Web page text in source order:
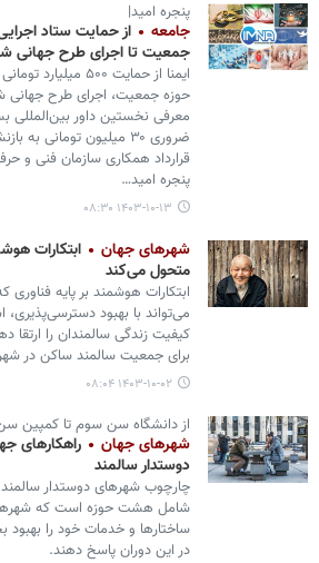
پنجره امید|
جامعه
از حمایت ستاد
جمعیت تا اجرای طرح جهانی
ایمنا از حمایت ۵۰۰
حوزه جمعیت، اجرای طرح جهانی
معرفی نخستین داور بین‌المللی
ضروری ۳۰ میلیون تومانی
قرارداد همکاری سازمان فنی و
پنجره امید…
۱۴۰۳-۱۰-۱۳ ۰۸:۳۰
شهرهای جهان
ابتکارات
متحول می‌کند
ابتکارات هوشمند بر پایه فناوری
می‌تواند با بهبود دسترسی‌پذیری،
کیفیت زندگی سالمندان را ارتقا
برای جمعیت سالمند ساکن در
۱۴۰۳-۱۰-۰۲ ۰۸:۰۴
از دانشگاه سن سوم تا کمپین
شهرهای جهان
راهکارهای
دوستدار سالمند
چارچوب شهرهای دوستدار
شامل هشت حوزه است که شهرها
ساختارها و خدمات خود را بهبود
در این دوران پاسخ دهند.